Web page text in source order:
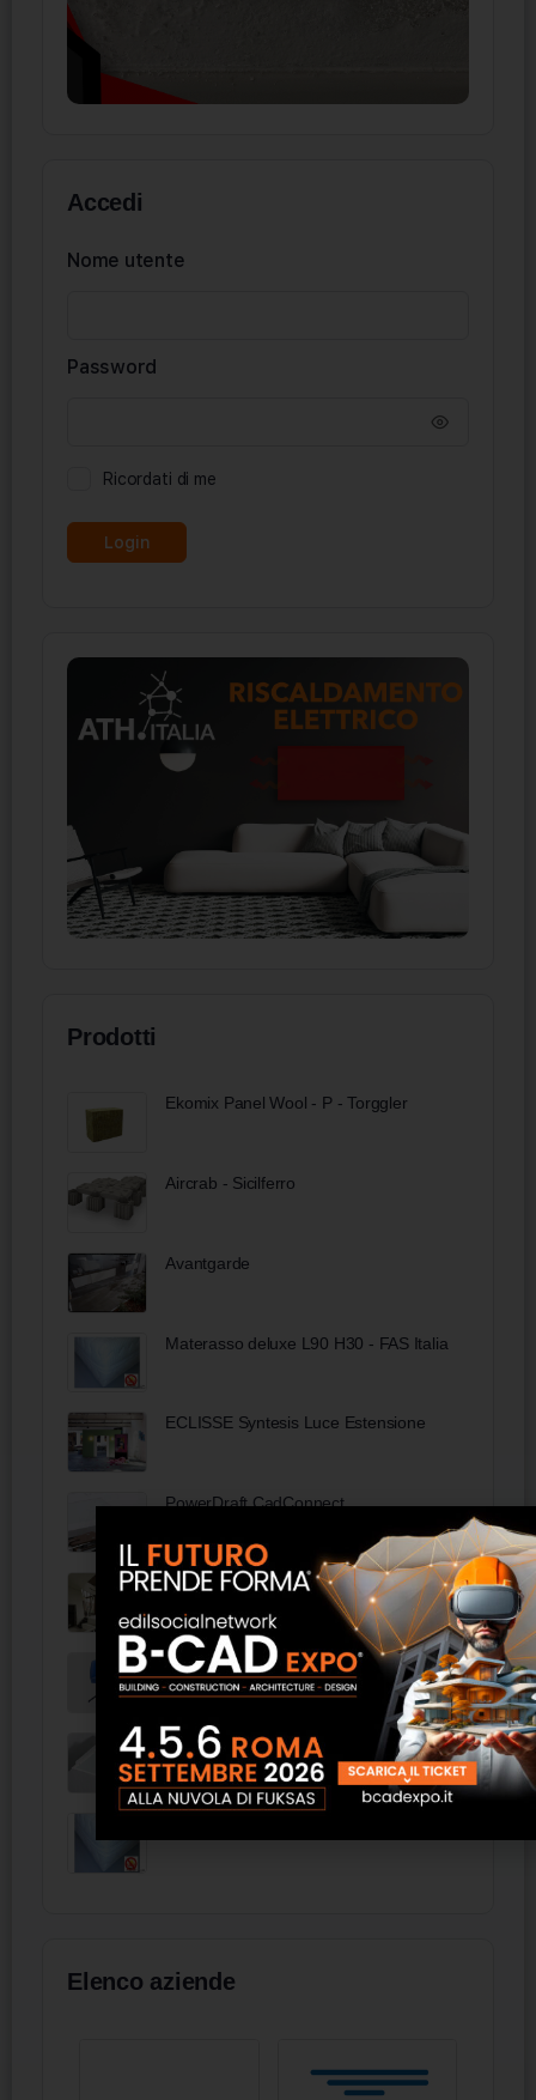
Accedi
Nome utente
Password
Ricordati di me
Prodotti
Ekomix Panel Wool - P - Torggler
Aircrab - Sicilferro
Avantgarde
Materasso deluxe L90 H30 - FAS Italia
ECLISSE Syntesis Luce Estensione
PowerDraft CadConnect
Pellicole neutre UV IR Michael Window
kyoto/ufficio Livoni
600 IP65 6038 TS
Elenco aziende